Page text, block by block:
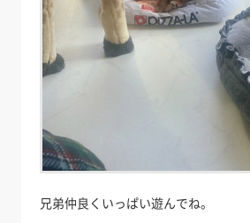
兄弟仲良くいっぱい遊んでね。